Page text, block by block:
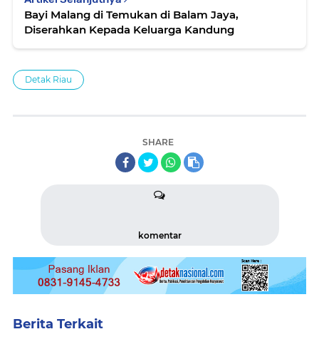
Bayi Malang di Temukan di Balam Jaya,
Diserahkan Kepada Keluarga Kandung
Detak Riau
SHARE
komentar
Berita Terkait